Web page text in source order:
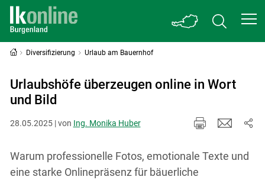
Diversifizierung Urlaub am Bauernhof
Urlaubshöfe überzeugen online in Wort
und Bild
28.05.2025 | von Ing. Monika Huber
Warum professionelle Fotos, emotionale Texte und
eine starke Onlinepräsenz für bäuerliche